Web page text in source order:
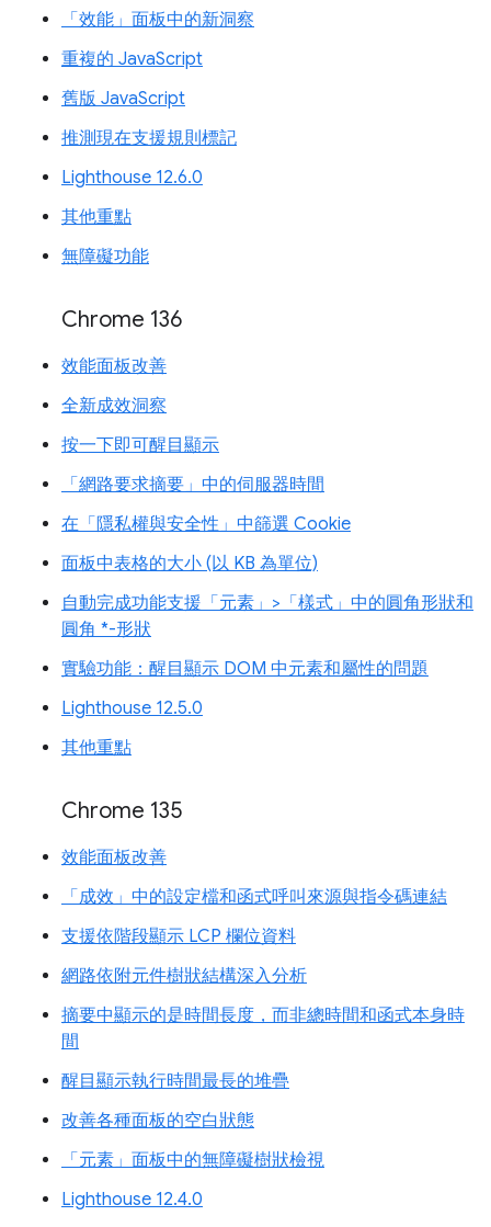
「效能」面板中的新洞察
重複的 JavaScript
舊版 JavaScript
推測現在支援規則標記
Lighthouse 12.6.0
其他重點
無障礙功能
Chrome 136
效能面板改善
全新成效洞察
按一下即可醒目顯示
「網路要求摘要」中的伺服器時間
在「隱私權與安全性」中篩選 Cookie
面板中表格的大小 (以 KB 為單位)
自動完成功能支援「元素」>「樣式」中的圓角形狀和
圓角 *-形狀
實驗功能：醒目顯示 DOM 中元素和屬性的問題
Lighthouse 12.5.0
其他重點
Chrome 135
效能面板改善
「成效」中的設定檔和函式呼叫來源與指令碼連結
支援依階段顯示 LCP 欄位資料
網路依附元件樹狀結構深入分析
摘要中顯示的是時間長度，而非總時間和函式本身時
間
醒目顯示執行時間最長的堆疊
改善各種面板的空白狀態
「元素」面板中的無障礙樹狀檢視
Lighthouse 12.4.0